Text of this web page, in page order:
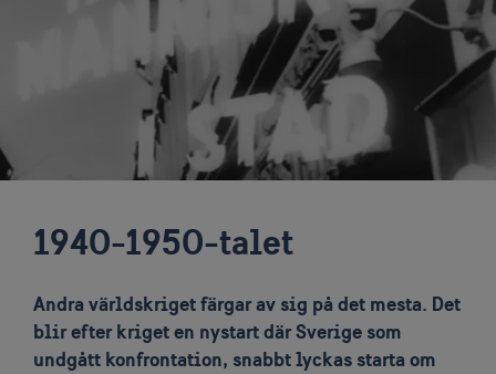
1940-1950-talet
Andra världskriget färgar av sig på det mesta. Det
blir efter kriget en nystart där Sverige som
undgått konfrontation, snabbt lyckas starta om